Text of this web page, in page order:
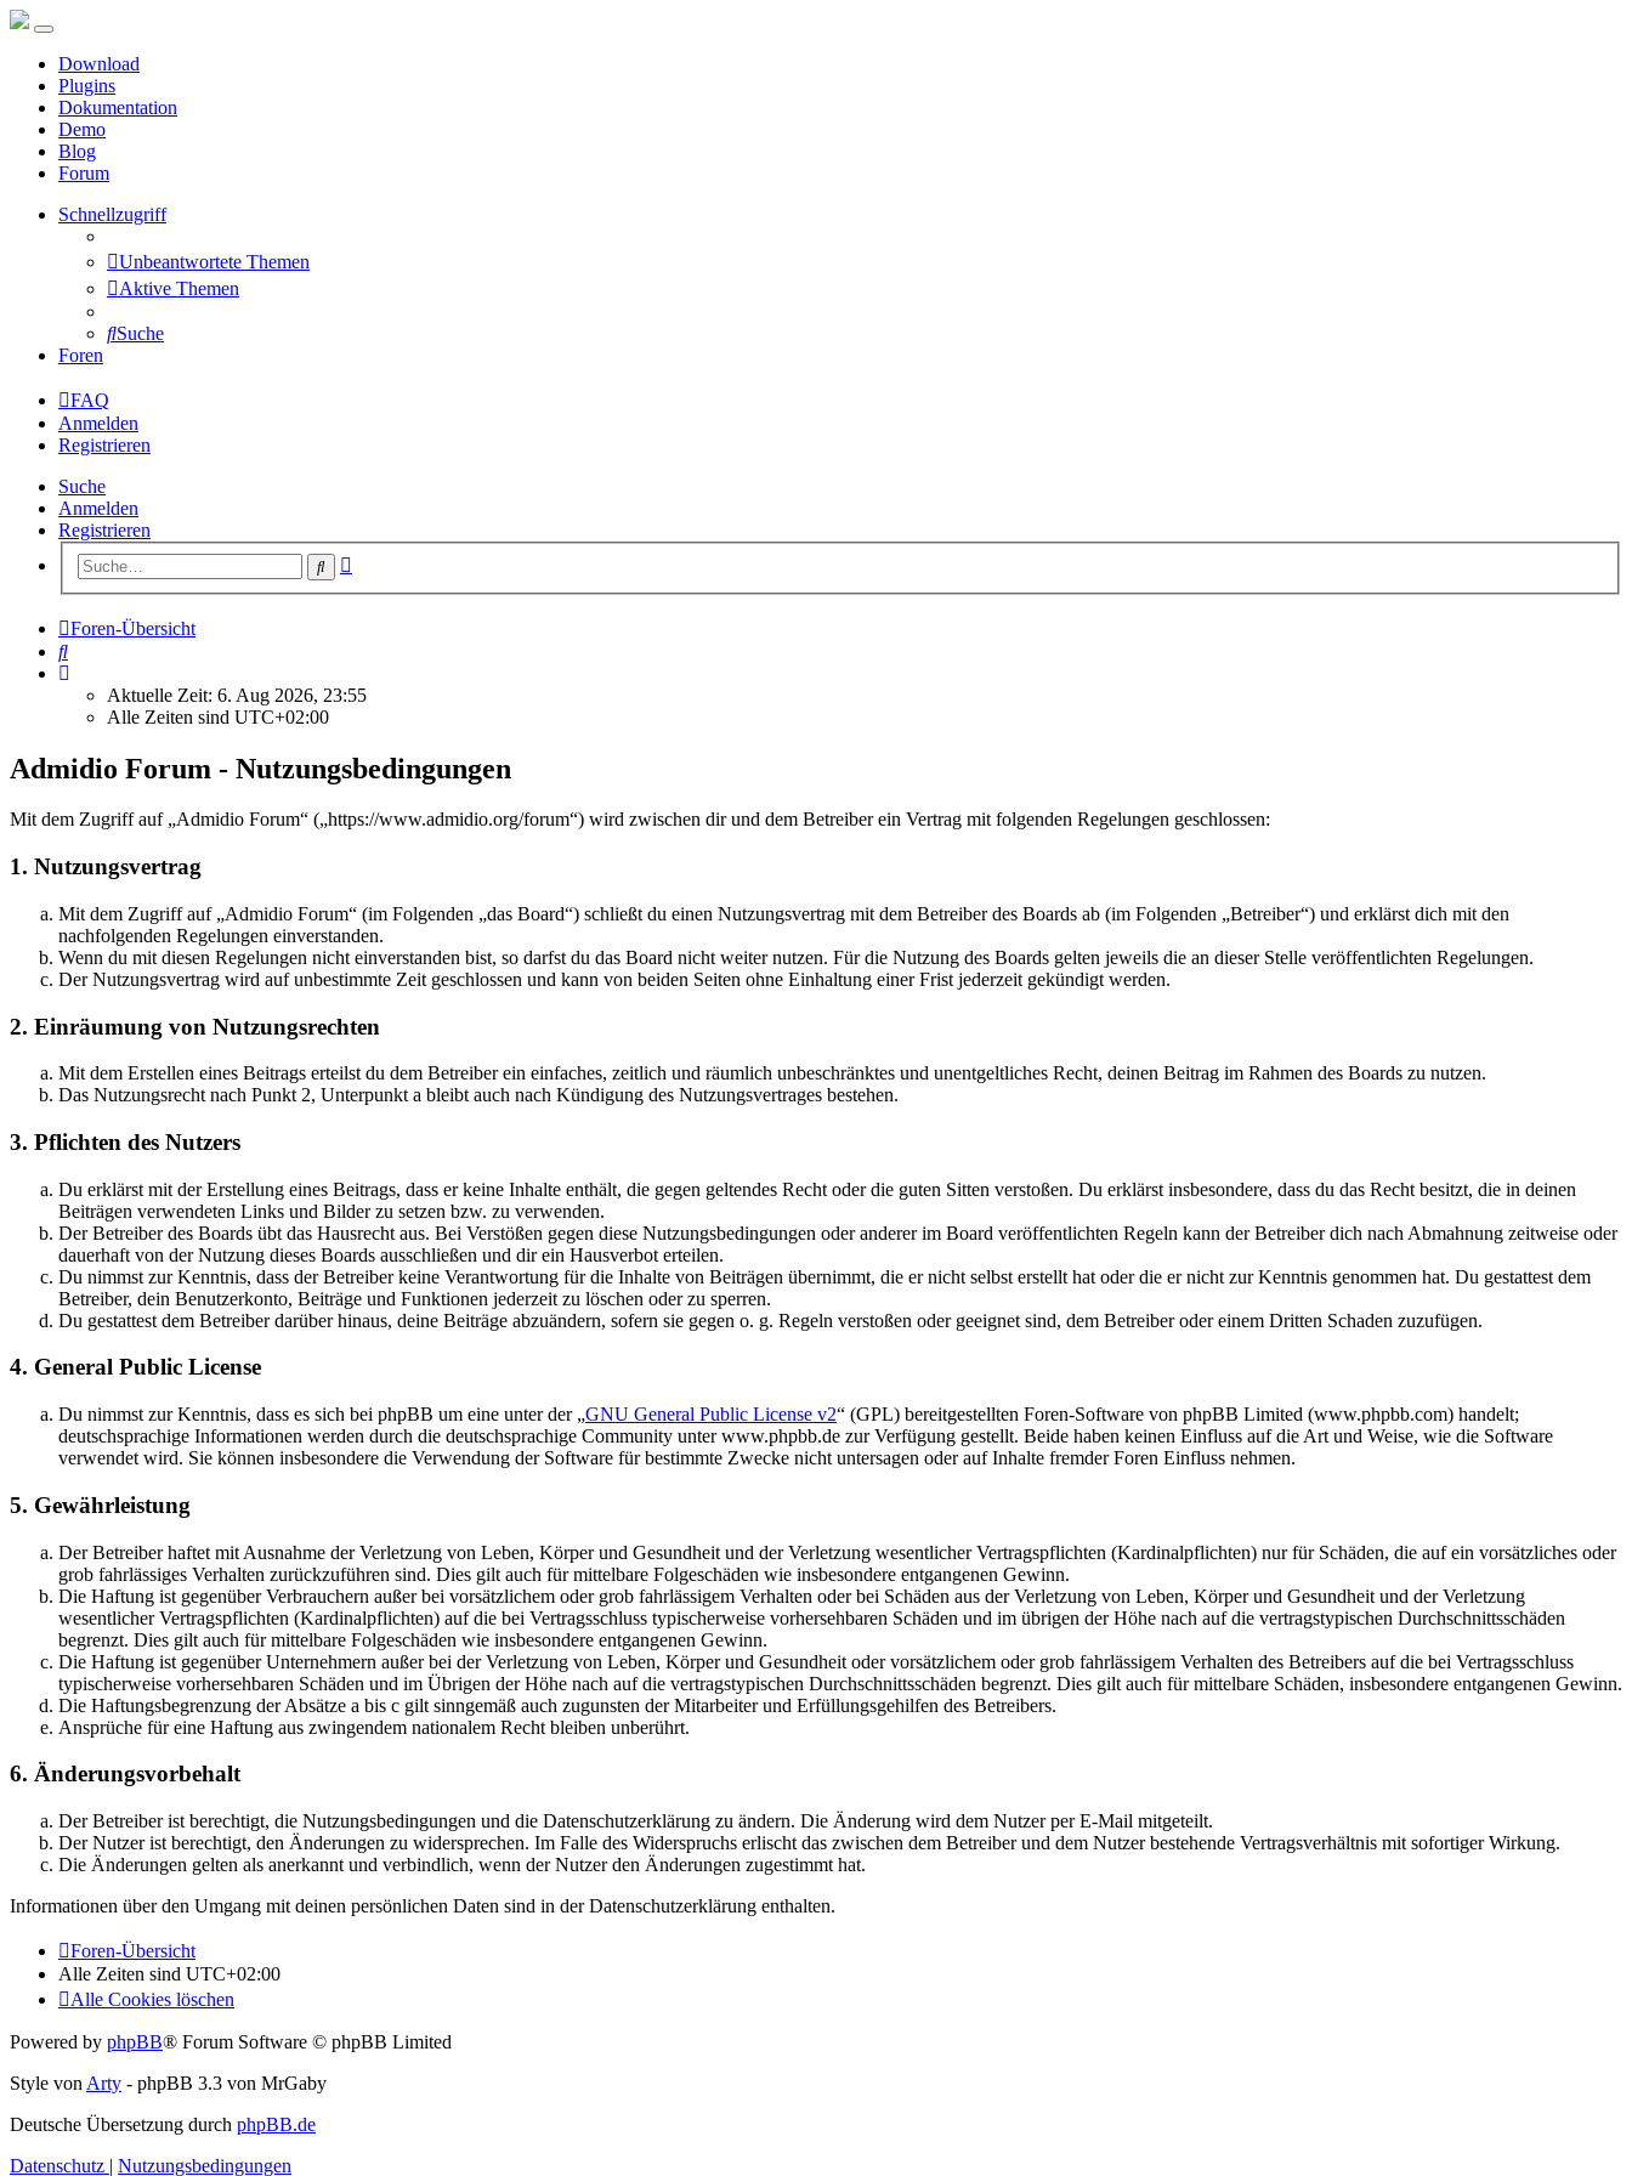
Download
Plugins
Dokumentation
Demo
Blog
Forum
Schnellzugriff
Unbeantwortete Themen
Aktive Themen
Suche
Foren
FAQ
Anmelden
Registrieren
Suche
Anmelden
Registrieren
Suche
Foren-Übersicht
Suche
Aktuelle Zeit: 6. Aug 2026, 23:55
Alle Zeiten sind UTC+02:00
Admidio Forum - Nutzungsbedingungen
Mit dem Zugriff auf „Admidio Forum“ („https://www.admidio.org/forum“) wird zwischen dir und dem Betreiber ein Vertrag mit folgenden Regelungen geschlossen:
1. Nutzungsvertrag
Mit dem Zugriff auf „Admidio Forum“ (im Folgenden „das Board“) schließt du einen Nutzungsvertrag mit dem Betreiber des Boards ab (im Folgenden „Betreiber“) und erklärst dich mit den
nachfolgenden Regelungen einverstanden.
Wenn du mit diesen Regelungen nicht einverstanden bist, so darfst du das Board nicht weiter nutzen. Für die Nutzung des Boards gelten jeweils die an dieser Stelle veröffentlichten Regelungen.
Der Nutzungsvertrag wird auf unbestimmte Zeit geschlossen und kann von beiden Seiten ohne Einhaltung einer Frist jederzeit gekündigt werden.
2. Einräumung von Nutzungsrechten
Mit dem Erstellen eines Beitrags erteilst du dem Betreiber ein einfaches, zeitlich und räumlich unbeschränktes und unentgeltliches Recht, deinen Beitrag im Rahmen des Boards zu nutzen.
Das Nutzungsrecht nach Punkt 2, Unterpunkt a bleibt auch nach Kündigung des Nutzungsvertrages bestehen.
3. Pflichten des Nutzers
Du erklärst mit der Erstellung eines Beitrags, dass er keine Inhalte enthält, die gegen geltendes Recht oder die guten Sitten verstoßen. Du erklärst insbesondere, dass du das Recht besitzt, die in deinen
Beiträgen verwendeten Links und Bilder zu setzen bzw. zu verwenden.
Der Betreiber des Boards übt das Hausrecht aus. Bei Verstößen gegen diese Nutzungsbedingungen oder anderer im Board veröffentlichten Regeln kann der Betreiber dich nach Abmahnung zeitweise oder
dauerhaft von der Nutzung dieses Boards ausschließen und dir ein Hausverbot erteilen.
Du nimmst zur Kenntnis, dass der Betreiber keine Verantwortung für die Inhalte von Beiträgen übernimmt, die er nicht selbst erstellt hat oder die er nicht zur Kenntnis genommen hat. Du gestattest dem
Betreiber, dein Benutzerkonto, Beiträge und Funktionen jederzeit zu löschen oder zu sperren.
Du gestattest dem Betreiber darüber hinaus, deine Beiträge abzuändern, sofern sie gegen o. g. Regeln verstoßen oder geeignet sind, dem Betreiber oder einem Dritten Schaden zuzufügen.
4. General Public License
Du nimmst zur Kenntnis, dass es sich bei phpBB um eine unter der „GNU General Public License v2“ (GPL) bereitgestellten Foren-Software von phpBB Limited (www.phpbb.com) handelt;
deutschsprachige Informationen werden durch die deutschsprachige Community unter www.phpbb.de zur Verfügung gestellt. Beide haben keinen Einfluss auf die Art und Weise, wie die Software
verwendet wird. Sie können insbesondere die Verwendung der Software für bestimmte Zwecke nicht untersagen oder auf Inhalte fremder Foren Einfluss nehmen.
5. Gewährleistung
Der Betreiber haftet mit Ausnahme der Verletzung von Leben, Körper und Gesundheit und der Verletzung wesentlicher Vertragspflichten (Kardinalpflichten) nur für Schäden, die auf ein vorsätzliches oder
grob fahrlässiges Verhalten zurückzuführen sind. Dies gilt auch für mittelbare Folgeschäden wie insbesondere entgangenen Gewinn.
Die Haftung ist gegenüber Verbrauchern außer bei vorsätzlichem oder grob fahrlässigem Verhalten oder bei Schäden aus der Verletzung von Leben, Körper und Gesundheit und der Verletzung
wesentlicher Vertragspflichten (Kardinalpflichten) auf die bei Vertragsschluss typischerweise vorhersehbaren Schäden und im übrigen der Höhe nach auf die vertragstypischen Durchschnittsschäden
begrenzt. Dies gilt auch für mittelbare Folgeschäden wie insbesondere entgangenen Gewinn.
Die Haftung ist gegenüber Unternehmern außer bei der Verletzung von Leben, Körper und Gesundheit oder vorsätzlichem oder grob fahrlässigem Verhalten des Betreibers auf die bei Vertragsschluss
typischerweise vorhersehbaren Schäden und im Übrigen der Höhe nach auf die vertragstypischen Durchschnittsschäden begrenzt. Dies gilt auch für mittelbare Schäden, insbesondere entgangenen Gewinn.
Die Haftungsbegrenzung der Absätze a bis c gilt sinngemäß auch zugunsten der Mitarbeiter und Erfüllungsgehilfen des Betreibers.
Ansprüche für eine Haftung aus zwingendem nationalem Recht bleiben unberührt.
6. Änderungsvorbehalt
Der Betreiber ist berechtigt, die Nutzungsbedingungen und die Datenschutzerklärung zu ändern. Die Änderung wird dem Nutzer per E-Mail mitgeteilt.
Der Nutzer ist berechtigt, den Änderungen zu widersprechen. Im Falle des Widerspruchs erlischt das zwischen dem Betreiber und dem Nutzer bestehende Vertragsverhältnis mit sofortiger Wirkung.
Die Änderungen gelten als anerkannt und verbindlich, wenn der Nutzer den Änderungen zugestimmt hat.
Informationen über den Umgang mit deinen persönlichen Daten sind in der Datenschutzerklärung enthalten.
Foren-Übersicht
Alle Zeiten sind UTC+02:00
Alle Cookies löschen
Powered by phpBB® Forum Software © phpBB Limited
Style von Arty - phpBB 3.3 von MrGaby
Deutsche Übersetzung durch phpBB.de
Datenschutz | Nutzungsbedingungen